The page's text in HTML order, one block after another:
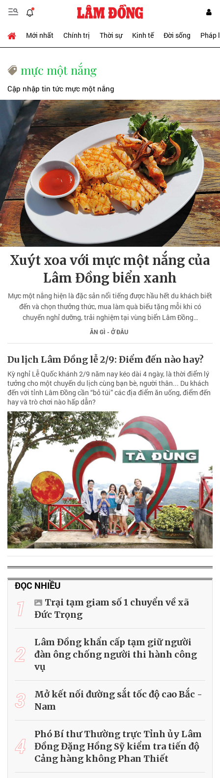
Mới nhất Chính trị Thời sự Kinh tế Đời sống Pháp
mực một nắng
Cập nhập tin tức mực một nắng
Xuýt xoa với mực một nắng của
Lâm Đồng biển xanh
Mực một nắng hiện là đặc sản nổi tiếng được hầu hết du khách biết
đến và chọn thưởng thức, mua làm quà biếu tặng mỗi khi có
chuyến nghỉ dưỡng, trải nghiệm tại vùng biển Lâm Đồng…
ĂN GÌ - Ở ĐÂU
Du lịch Lâm Đồng lễ 2/9: Điểm đến nào hay?
Kỳ nghỉ Lễ Quốc khánh 2/9 năm nay kéo dài 4 ngày, là thời điểm lý
tưởng cho một chuyến du lịch cùng bạn bè, người thân... Du khách
đến với tỉnh Lâm Đồng cần “bỏ túi” các địa điểm ăn uống, điểm đến
hay và trò chơi nào hấp dẫn?
ĐỌC NHIỀU
1
Trại tạm giam số 1 chuyển về xã
Đức Trọng
2
Lâm Đồng khẩn cấp tạm giữ người
đàn ông chống người thi hành công
vụ
3
Mở kết nối đường sắt tốc độ cao Bắc -
Nam
4
Phó Bí thư Thường trực Tỉnh ủy Lâm
Đồng Đặng Hồng Sỹ kiểm tra tiến độ
Cảng hàng không Phan Thiết